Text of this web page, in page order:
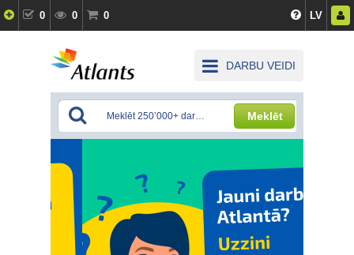
0 0 0 LV
DARBU VEIDI
Meklēt